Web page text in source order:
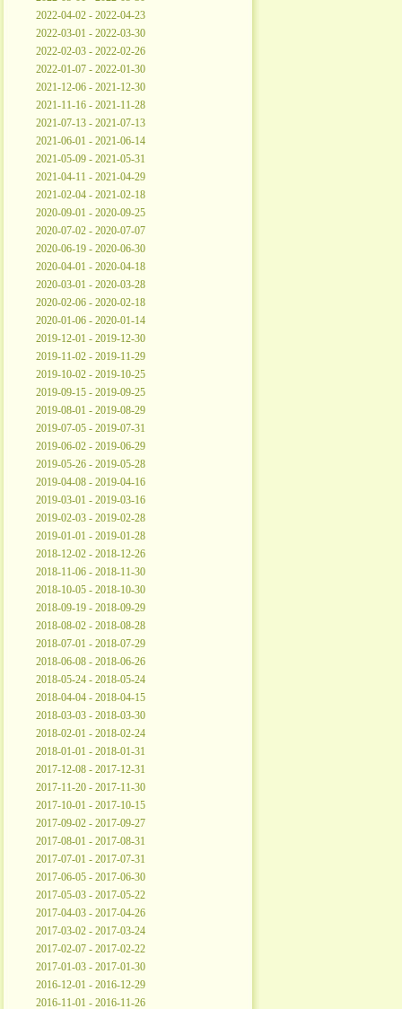
2022-04-02 - 2022-04-23
2022-03-01 - 2022-03-30
2022-02-03 - 2022-02-26
2022-01-07 - 2022-01-30
2021-12-06 - 2021-12-30
2021-11-16 - 2021-11-28
2021-07-13 - 2021-07-13
2021-06-01 - 2021-06-14
2021-05-09 - 2021-05-31
2021-04-11 - 2021-04-29
2021-02-04 - 2021-02-18
2020-09-01 - 2020-09-25
2020-07-02 - 2020-07-07
2020-06-19 - 2020-06-30
2020-04-01 - 2020-04-18
2020-03-01 - 2020-03-28
2020-02-06 - 2020-02-18
2020-01-06 - 2020-01-14
2019-12-01 - 2019-12-30
2019-11-02 - 2019-11-29
2019-10-02 - 2019-10-25
2019-09-15 - 2019-09-25
2019-08-01 - 2019-08-29
2019-07-05 - 2019-07-31
2019-06-02 - 2019-06-29
2019-05-26 - 2019-05-28
2019-04-08 - 2019-04-16
2019-03-01 - 2019-03-16
2019-02-03 - 2019-02-28
2019-01-01 - 2019-01-28
2018-12-02 - 2018-12-26
2018-11-06 - 2018-11-30
2018-10-05 - 2018-10-30
2018-09-19 - 2018-09-29
2018-08-02 - 2018-08-28
2018-07-01 - 2018-07-29
2018-06-08 - 2018-06-26
2018-05-24 - 2018-05-24
2018-04-04 - 2018-04-15
2018-03-03 - 2018-03-30
2018-02-01 - 2018-02-24
2018-01-01 - 2018-01-31
2017-12-08 - 2017-12-31
2017-11-20 - 2017-11-30
2017-10-01 - 2017-10-15
2017-09-02 - 2017-09-27
2017-08-01 - 2017-08-31
2017-07-01 - 2017-07-31
2017-06-05 - 2017-06-30
2017-05-03 - 2017-05-22
2017-04-03 - 2017-04-26
2017-03-02 - 2017-03-24
2017-02-07 - 2017-02-22
2017-01-03 - 2017-01-30
2016-12-01 - 2016-12-29
2016-11-01 - 2016-11-26